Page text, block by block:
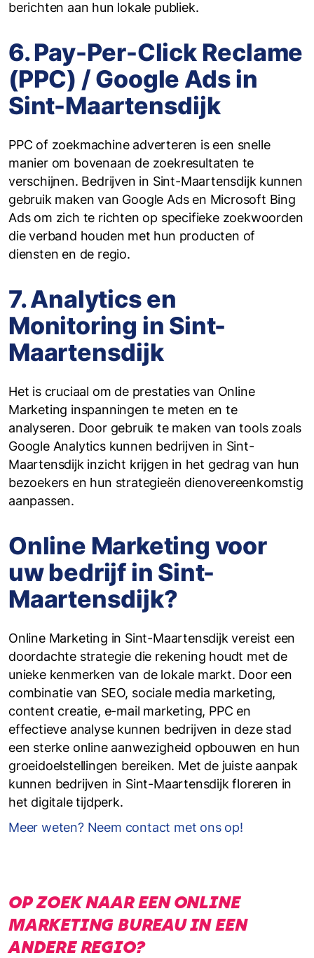
berichten aan hun lokale publiek.
6. Pay-Per-Click Reclame
(PPC) / Google Ads in
Sint-Maartensdijk
PPC of zoekmachine adverteren is een snelle
manier om bovenaan de zoekresultaten te
verschijnen. Bedrijven in Sint-Maartensdijk kunnen
gebruik maken van Google Ads en Microsoft Bing
Ads om zich te richten op specifieke zoekwoorden
die verband houden met hun producten of
diensten en de regio.
7. Analytics en
Monitoring in Sint-
Maartensdijk
Het is cruciaal om de prestaties van Online
Marketing inspanningen te meten en te
analyseren. Door gebruik te maken van tools zoals
Google Analytics kunnen bedrijven in Sint-
Maartensdijk inzicht krijgen in het gedrag van hun
bezoekers en hun strategieën dienovereenkomstig
aanpassen.
Online Marketing voor
uw bedrijf in Sint-
Maartensdijk?
Online Marketing in Sint-Maartensdijk vereist een
doordachte strategie die rekening houdt met de
unieke kenmerken van de lokale markt. Door een
combinatie van SEO, sociale media marketing,
content creatie, e-mail marketing, PPC en
effectieve analyse kunnen bedrijven in deze stad
een sterke online aanwezigheid opbouwen en hun
groeidoelstellingen bereiken. Met de juiste aanpak
kunnen bedrijven in Sint-Maartensdijk floreren in
het digitale tijdperk.
Meer weten? Neem contact met ons op!
OP ZOEK NAAR EEN ONLINE
MARKETING BUREAU IN EEN
ANDERE REGIO?